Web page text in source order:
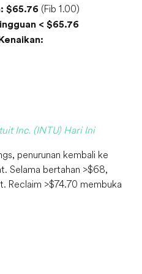
$65.76 (Fib 1.00)
< $65.76
Inc. (INTU) Hari Ini
penurunan kembali ke
Selama bertahan >$68,
Reclaim >$74.70 membuka